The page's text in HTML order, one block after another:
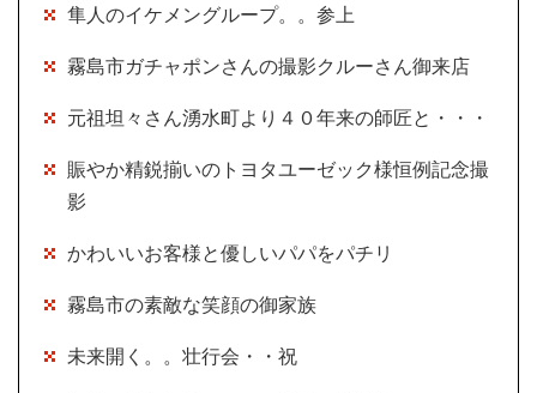
隼人のイケメングループ。。参上
霧島市ガチャポンさんの撮影クルーさん御来店
元祖坦々さん湧水町より４０年来の師匠と・・・
賑やか精鋭揃いのトヨタユーゼック様恒例記念撮
影
かわいいお客様と優しいパパをパチリ
霧島市の素敵な笑顔の御家族
未来開く。。壮行会・・祝